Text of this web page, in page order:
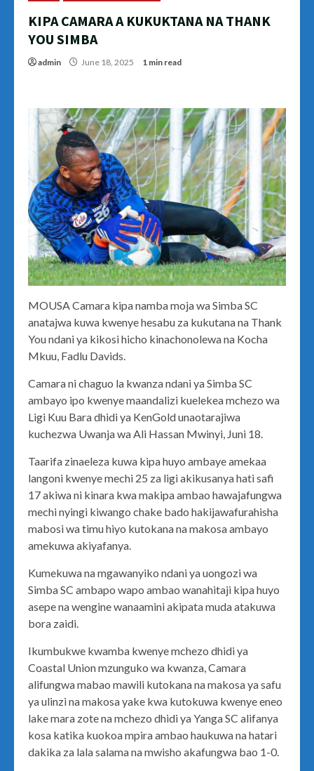
KIPA CAMARA A KUKUKTANA NA THANK
YOU SIMBA
admin June 18, 2025 1 min read
MOUSA Camara kipa namba moja wa Simba SC
anatajwa kuwa kwenye hesabu za kukutana na Thank
You ndani ya kikosi hicho kinachonolewa na Kocha
Mkuu, Fadlu Davids.
Camara ni chaguo la kwanza ndani ya Simba SC
ambayo ipo kwenye maandalizi kuelekea mchezo wa
Ligi Kuu Bara dhidi ya KenGold unaotarajiwa
kuchezwa Uwanja wa Ali Hassan Mwinyi, Juni 18.
Taarifa zinaeleza kuwa kipa huyo ambaye amekaa
langoni kwenye mechi 25 za ligi akikusanya hati safi
17 akiwa ni kinara kwa makipa ambao hawajafungwa
mechi nyingi kiwango chake bado hakijawafurahisha
mabosi wa timu hiyo kutokana na makosa ambayo
amekuwa akiyafanya.
Kumekuwa na mgawanyiko ndani ya uongozi wa
Simba SC ambapo wapo ambao wanahitaji kipa huyo
asepe na wengine wanaamini akipata muda atakuwa
bora zaidi.
Ikumbukwe kwamba kwenye mchezo dhidi ya
Coastal Union mzunguko wa kwanza, Camara
alifungwa mabao mawili kutokana na makosa ya safu
ya ulinzi na makosa yake kwa kutokuwa kwenye eneo
lake mara zote na mchezo dhidi ya Yanga SC alifanya
kosa katika kuokoa mpira ambao haukuwa na hatari
dakika za lala salama na mwisho akafungwa bao 1-0.